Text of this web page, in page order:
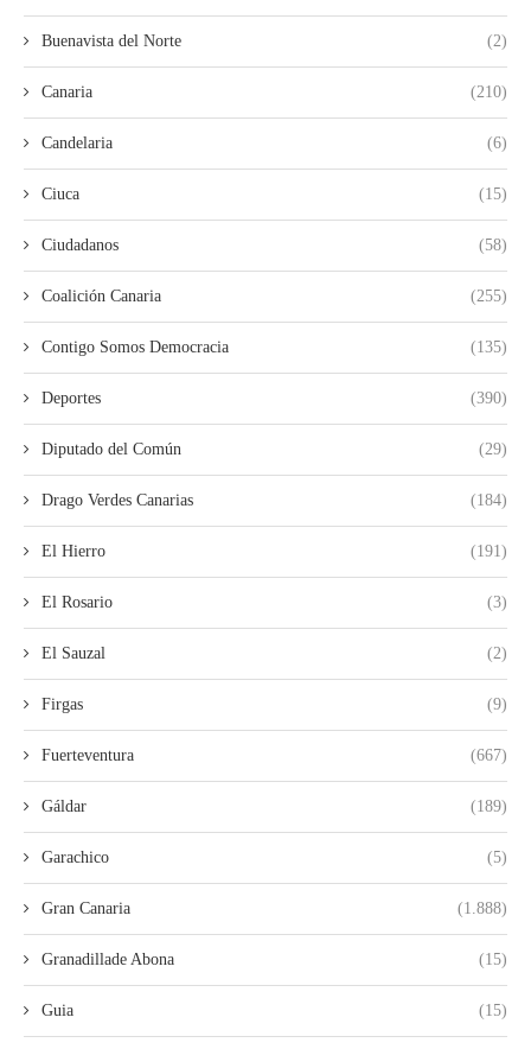
Buenavista del Norte (2)
Canaria (210)
Candelaria (6)
Ciuca (15)
Ciudadanos (58)
Coalición Canaria (255)
Contigo Somos Democracia (135)
Deportes (390)
Diputado del Común (29)
Drago Verdes Canarias (184)
El Hierro (191)
El Rosario (3)
El Sauzal (2)
Firgas (9)
Fuerteventura (667)
Gáldar (189)
Garachico (5)
Gran Canaria (1.888)
Granadillade Abona (15)
Guia (15)